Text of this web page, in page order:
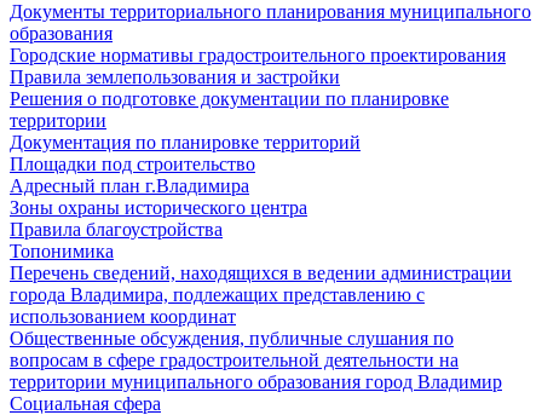
Документы территориального планирования муниципального
образования
Городские нормативы градостроительного проектирования
Правила землепользования и застройки
Решения о подготовке документации по планировке
территории
Документация по планировке территорий
Площадки под строительство
Адресный план г.Владимира
Зоны охраны исторического центра
Правила благоустройства
Топонимика
Перечень сведений, находящихся в ведении администрации
города Владимира, подлежащих представлению с
использованием координат
Общественные обсуждения, публичные слушания по
вопросам в сфере градостроительной деятельности на
территории муниципального образования город Владимир
Социальная сфера